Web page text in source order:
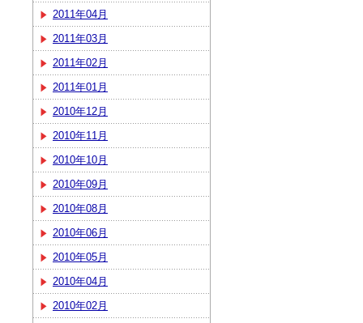
2011年04月
2011年03月
2011年02月
2011年01月
2010年12月
2010年11月
2010年10月
2010年09月
2010年08月
2010年06月
2010年05月
2010年04月
2010年02月